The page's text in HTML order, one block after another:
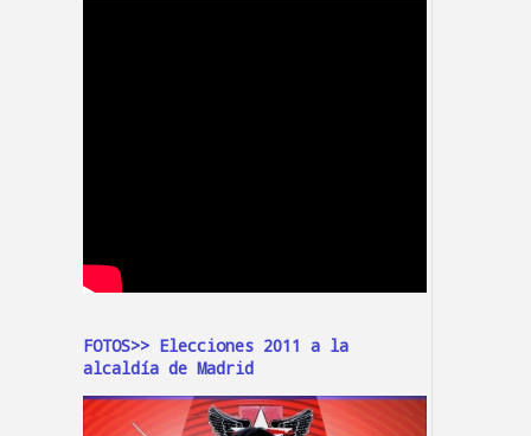
FOTOS>> Elecciones 2011 a la
alcaldía de Madrid